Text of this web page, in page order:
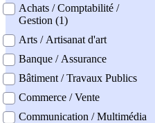
professionel
Achats / Comptabilité /
Gestion (1)
Arts / Artisanat d'art
Banque / Assurance
Bâtiment / Travaux Publics
Commerce / Vente
Communication / Multimédia